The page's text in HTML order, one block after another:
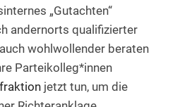
„Gutachten“
andernorts qualifizierter
wohlwollender beraten
Parteikolleg*innen
jetzt tun, um die